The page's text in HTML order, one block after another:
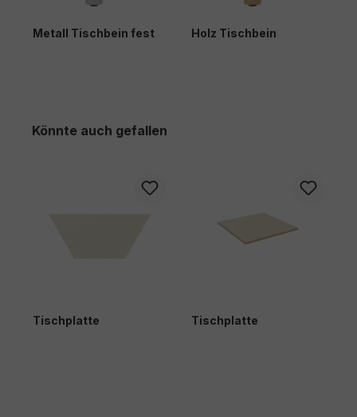
Metall Tischbein fest Holz Tischbein
Produktgalerie überspringen
Könnte auch gefallen
Tischplatte Tischplatte